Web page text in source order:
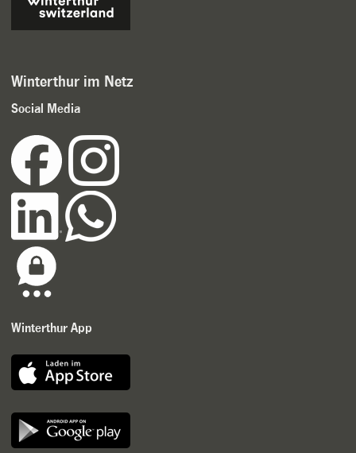
Winterthur im Netz
Social Media
Winterthur App